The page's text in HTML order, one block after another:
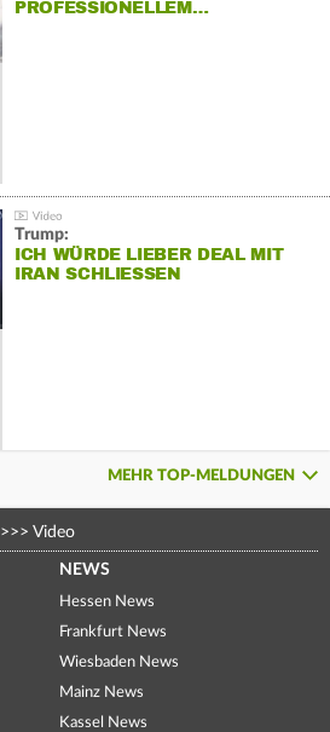
PROFESSIONELLEM…
Trump:
ICH WÜRDE LIEBER DEAL MIT
IRAN SCHLIESSEN
MEHR TOP-MELDUNGEN
>>> Video
NEWS
Hessen News
Frankfurt News
Wiesbaden News
Mainz News
Kassel News